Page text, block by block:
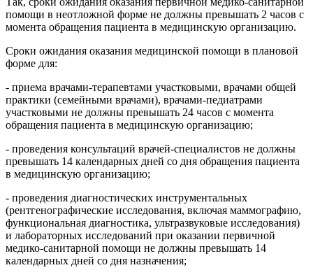
помощи в неотложной форме не должны превышать 2 часов с
момента обращения пациента в медицинскую организацию.
Сроки ожидания оказания медицинской помощи в плановой
форме для:
- приема врачами-терапевтами участковыми, врачами общей
практики (семейными врачами), врачами-педиатрами
участковыми не должны превышать 24 часов с момента
обращения пациента в медицинскую организацию;
- проведения консультаций врачей-специалистов не должны
превышать 14 календарных дней со дня обращения пациента
в медицинскую организацию;
- проведения диагностических инструментальных
(рентгенографические исследования, включая маммографию,
функциональная диагностика, ультразвуковые исследования)
и лабораторных исследований при оказании первичной
медико-санитарной помощи не должны превышать 14
календарных дней со дня назначения;